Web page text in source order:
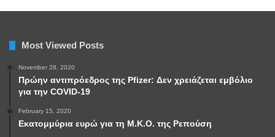
Most Viewed Posts
November 28, 2020
Πρώην αντιπρόεδρος της Pfizer: Δεν χρειάζεται εμβόλιο
για την COVID-19
February 15, 2020
Εκατομμύρια ευρώ για τη Μ.Κ.Ο. της Ρεπούση